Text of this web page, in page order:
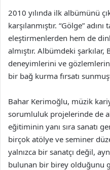
2010 yılında ilk albümünü
karşılanmıştır. “Gölge”
eleştirmenlerden hem de
almıştır. Albümdeki şarkılar,
deneyimlerini ve
bir bağ kurma fırsatı
Bahar Kerimoğlu, müzik
sorumluluk projelerinde de
eğitiminin yanı sıra sanatı
birçok atölye ve seminer
yalnızca bir sanatçı değil,
bulunan bir birey olduğunu